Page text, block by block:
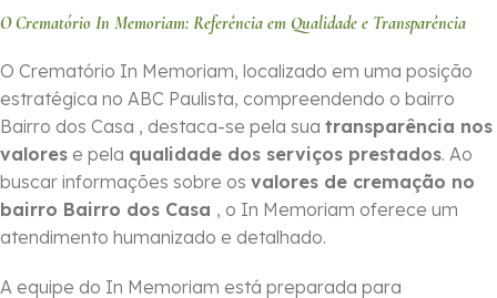
O Crematório In Memoriam: Referência em Qualidade e Transparência
O Crematório In Memoriam, localizado em uma posição
estratégica no ABC Paulista, compreendendo o bairro
Bairro dos Casa , destaca-se pela sua transparência nos
valores e pela qualidade dos serviços prestados. Ao
buscar informações sobre os valores de cremação no
bairro Bairro dos Casa , o In Memoriam oferece um
atendimento humanizado e detalhado.
A equipe do In Memoriam está preparada para